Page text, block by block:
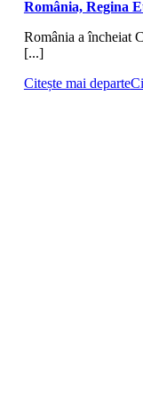
România, Regina
România a încheiat
[...]
Citește mai departe